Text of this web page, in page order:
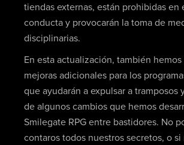
tiendas externas, están prohibidas en
conducta y provocarán la toma de
disciplinarias.
En esta actualización, también
mejoras adicionales para los
que ayudarán a expulsar a tramposos
de algunos cambios que hemos
Smilegate RPG entre bastidores. No
contaros todos nuestros secretos, o